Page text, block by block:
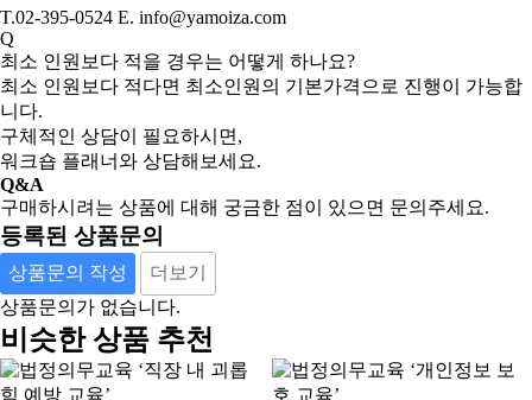
T.02-395-0524 E. info@yamoiza.com
Q
최소 인원보다 적을 경우는 어떻게 하나요?
최소 인원보다 적다면 최소인원의 기본가격으로 진행이 가능합
니다.
구체적인 상담이 필요하시면,
워크숍 플래너와 상담해보세요.
Q&A
구매하시려는 상품에 대해 궁금한 점이 있으면 문의주세요.
등록된 상품문의
상품문의 작성
더보기
상품문의가 없습니다.
비슷한 상품 추천